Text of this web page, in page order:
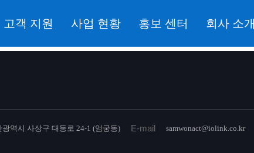
고객 지원 사업 현황 홍보 센터 회사 소개
광역시 사상구 대동로 24-1 (엄궁동) E-mail
samwonact@iolink.co.kr